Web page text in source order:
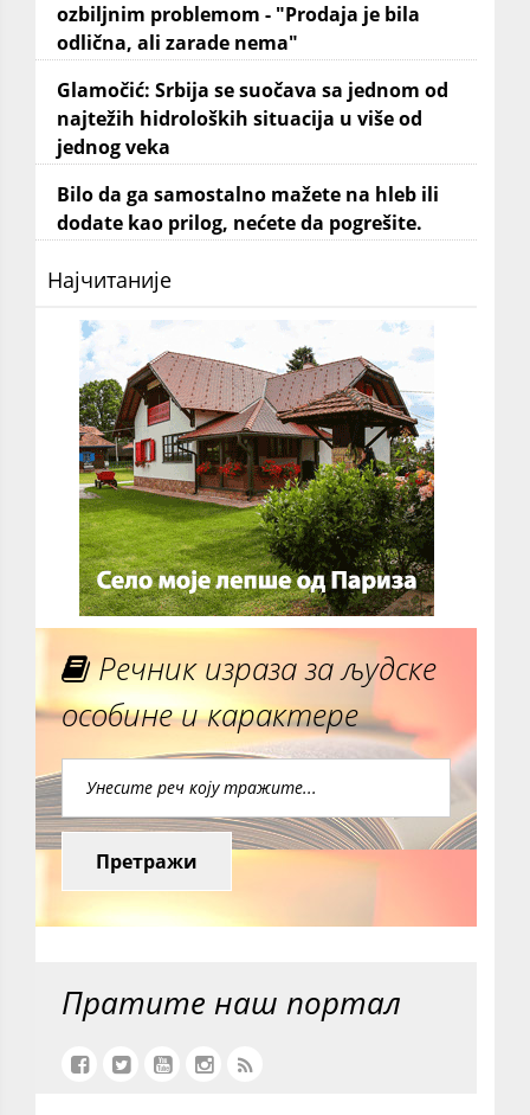
ozbiljnim problemom - "Prodaja je bila
odlična, ali zarade nema"
Glamočić: Srbija se suočava sa jednom od
najtežih hidroloških situacija u više od
jednog veka
Bilo da ga samostalno mažete na hleb ili
dodate kao prilog, nećete da pogrešite.
Најчитаније
Речник израза за људске
особине и карактере
Претражи
Пратите наш портал